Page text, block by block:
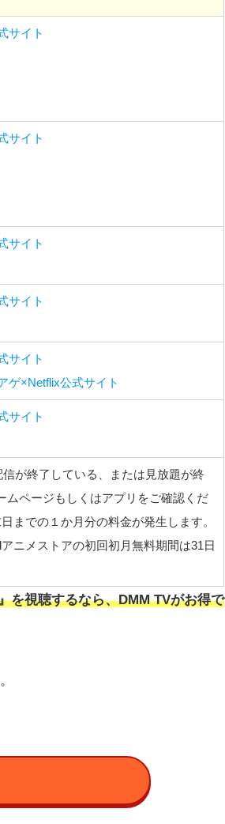
サイト
サイト
サイト
サイト
サイト
ゲ×Netflix公式サイト
サイト
が終了している、または見放題が終
ムページもしくはアプリをご確認くだ
までの１か月分の料金が発生します。
ニメストアの初回初月無料期間は31日
を視聴するなら、DMM TVがお得で